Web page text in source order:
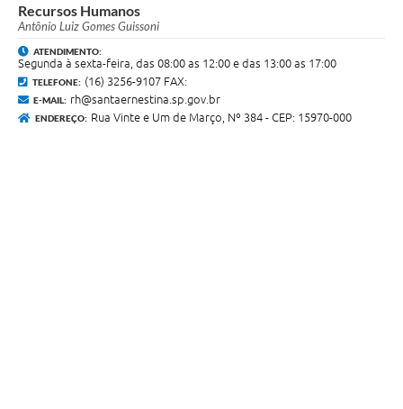
Recursos Humanos
Antônio Luiz Gomes Guissoni
ATENDIMENTO:
Segunda à sexta-feira, das 08:00 as 12:00 e das 13:00 as 17:00
TELEFONE: (16) 3256-9107 FAX:
E-MAIL: rh@santaernestina.sp.gov.br
ENDEREÇO: Rua Vinte e Um de Março, Nº 384 - CEP: 15970-000